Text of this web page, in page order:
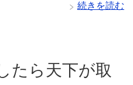
続きを読む
たら天下が取